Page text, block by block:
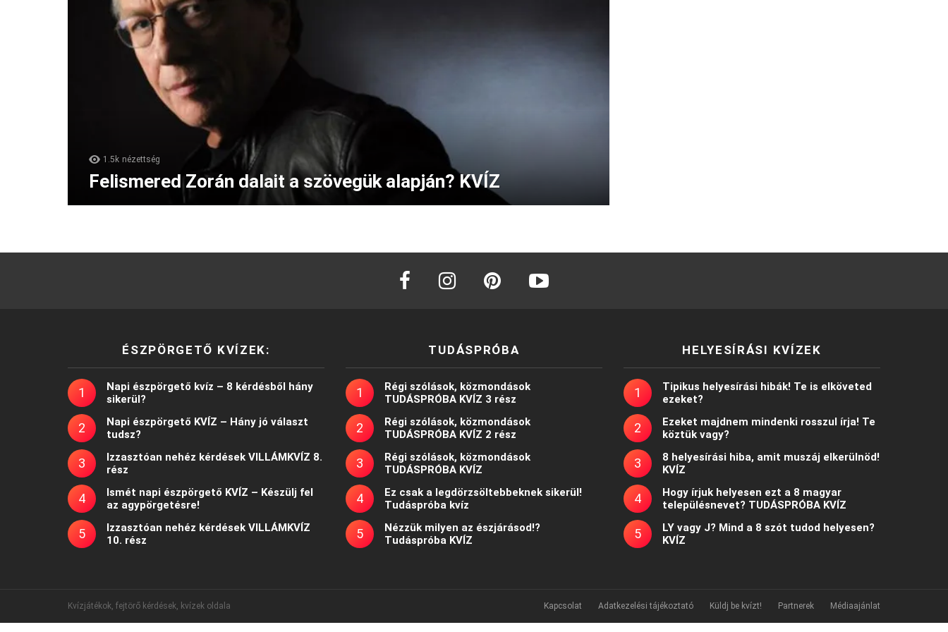
1.5k nézettség
Felismered Zorán dalait a szövegük alapján? KVÍZ
facebook instagram
ÉSZPÖRGETŐ KVÍZEK:
Napi észpörgető kvíz – 8 kérdésből hány
sikerül?
Napi észpörgető KVÍZ – Hány jó választ
tudsz?
Izzasztóan nehéz kérdések VILLÁMKVÍZ 8.
rész
Ismét napi észpörgető KVÍZ – Készülj fel
az agypörgetésre!
Izzasztóan nehéz kérdések VILLÁMKVÍZ
10. rész
TUDÁSPRÓBA
Régi szólások, közmondások
TUDÁSPRÓBA KVÍZ 3 rész
Régi szólások, közmondások
TUDÁSPRÓBA KVÍZ 2 rész
Régi szólások, közmondások
TUDÁSPRÓBA KVÍZ
Ez csak a legdörzsöltebbeknek sikerül!
Tudáspróba kvíz
Nézzük milyen az észjárásod!?
Tudáspróba KVÍZ
HELYESÍRÁSI KVÍZEK
Tipikus helyesírási hibák! Te is elköveted
ezeket?
Ezeket majdnem mindenki rosszul írja! Te
köztük vagy?
8 helyesírási hiba, amit muszáj elkerülnöd!
KVÍZ
Hogy írjuk helyesen ezt a 8 magyar
településnevet? TUDÁSPRÓBA KVÍZ
LY vagy J? Mind a 8 szót tudod helyesen?
KVÍZ
Kvízjátékok, fejtörő kérdések, kvízek oldala Kapcsolat Adatkezelési tájékoztató Küldj be kvízt! Partnerek Médiaajánlat